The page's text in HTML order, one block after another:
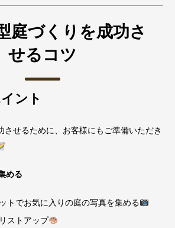
庭づくりを成功さ
せるコツ
ント
させるために、お客様にもご準備いただき
める
トでお気に入りの庭の写真を集める
ストアップ